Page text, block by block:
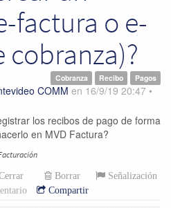
factura o e-
Cobranza Recibo Pagos
COMM en 16/9/19 20:47 •
los recibos de pago de forma
en MVD Factura?
Borrar
Señalización
Compartir